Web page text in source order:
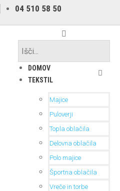
04 510 58 50
DOMOV
TEKSTIL
Majice
Puloverji
Topla oblačila
Delovna oblačila
Polo majice
Športna oblačila
Vreče in torbe